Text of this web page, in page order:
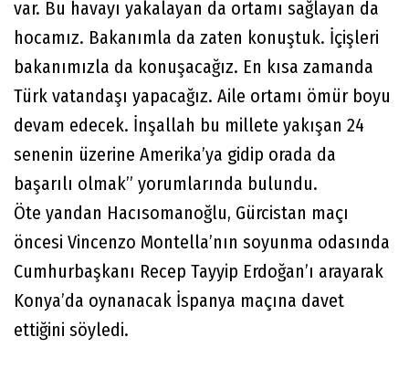
var. Bu havayı yakalayan da ortamı sağlayan da
hocamız. Bakanımla da zaten konuştuk. İçişleri
bakanımızla da konuşacağız. En kısa zamanda
Türk vatandaşı yapacağız. Aile ortamı ömür boyu
devam edecek. İnşallah bu millete yakışan 24
senenin üzerine Amerika’ya gidip orada da
başarılı olmak” yorumlarında bulundu.
Öte yandan Hacısomanoğlu, Gürcistan maçı
öncesi Vincenzo Montella’nın soyunma odasında
Cumhurbaşkanı Recep Tayyip Erdoğan’ı arayarak
Konya’da oynanacak İspanya maçına davet
ettiğini söyledi.